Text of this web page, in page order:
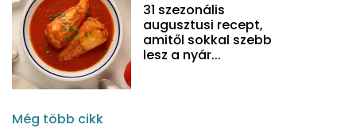
31 szezonális
augusztusi recept,
amitől sokkal szebb
lesz a nyár...
Még több cikk